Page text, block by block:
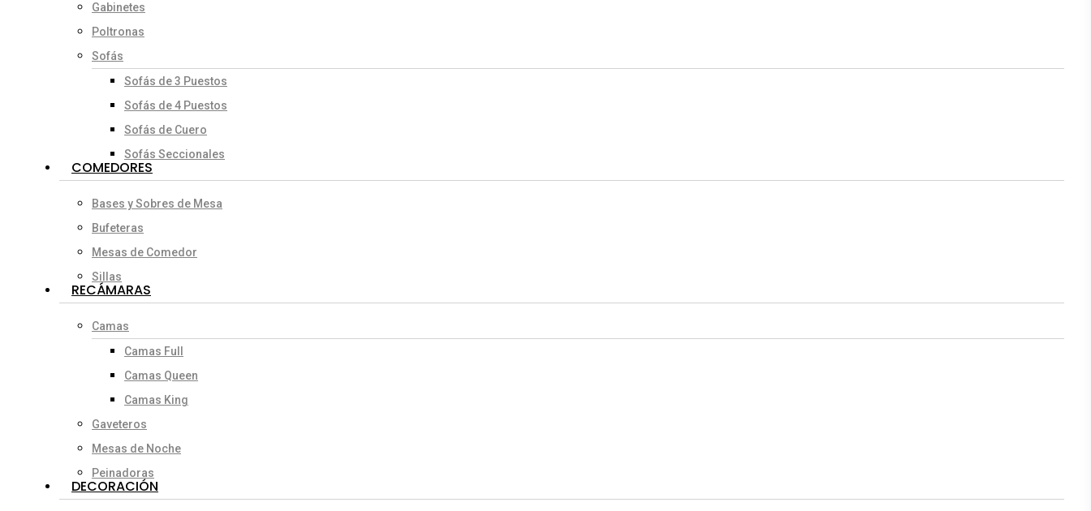
Gabinetes
Poltronas
Sofás
Sofás de 3 Puestos
Sofás de 4 Puestos
Sofás de Cuero
Sofás Seccionales
COMEDORES
Bases y Sobres de Mesa
Bufeteras
Mesas de Comedor
Sillas
RECÁMARAS
Camas
Camas Full
Camas Queen
Camas King
Gaveteros
Mesas de Noche
Peinadoras
DECORACIÓN